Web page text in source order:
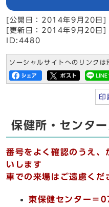
[公開日：2014年9月20日]
[更新日：2014年9月20日]
ID:4480
ソーシャルサイトへのリンクは
印
保健所・センター
番号をよく確認のうえ、
いします
車での来場はご遠慮くだ
東保健センター